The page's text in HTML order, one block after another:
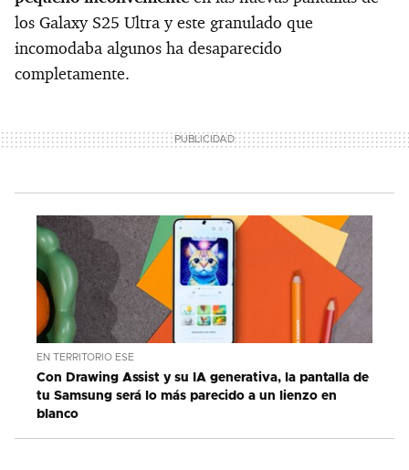
los Galaxy S25 Ultra y este granulado que
incomodaba algunos ha desaparecido
completamente.
EN TERRITORIO ESE
Con Drawing Assist y su IA generativa, la pantalla de
tu Samsung será lo más parecido a un lienzo en
blanco